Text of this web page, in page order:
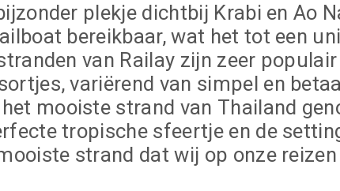
plekje dichtbij Krabi en Ao
bereikbaar, wat het tot een
van Railay zijn zeer
variërend van simpel en
mooiste strand van Thailand
tropische sfeertje en de
strand dat wij op onze